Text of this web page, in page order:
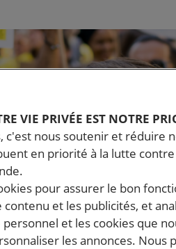
VIE PRIVÉE EST NOTRE
c'est nous soutenir et réduire
en priorité à la lutte
pour assurer le bon
contenu et les publicités, et
et les cookies que
les annonces. Nous